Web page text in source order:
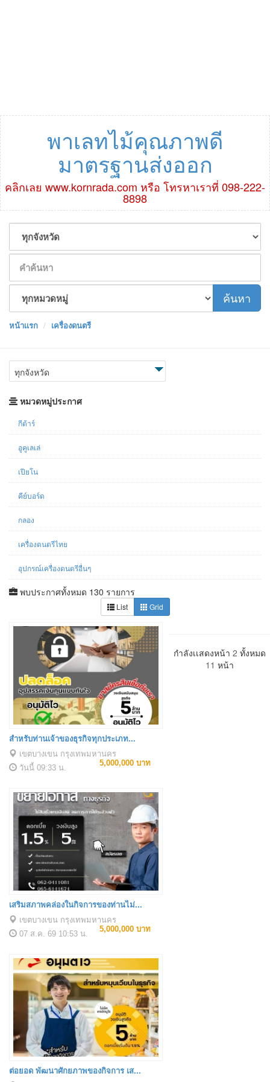
พาเลทไม้คุณภาพดี
มาตรฐานส่งออก
คลิกเลย www.kornrada.com หรือ โทรหาเราที่ 098-222-
8898
ค้นหา
หน้าเเรก เครื่องดนตรี
ทุกจังหวัด
หมวดหมู่ประกาศ
กีต้าร์
อูคูเลเล่
เปียโน
คีย์บอร์ด
กลอง
เครื่องดนตรีไทย
อุปกรณ์เครื่องดนตรีอื่นๆ
พบประกาศทั้งหมด 130 รายการ
List Grid
สำหรับท่านเจ้าของธุรกิจทุกประเภท...
เขตบางเขน กรุงเทพมหานคร
วันนี้ 09:33 น.
5,000,000 บาท
เสริมสภาพคล่องในกิจการของท่านไม่...
เขตบางเขน กรุงเทพมหานคร
07 ส.ค. 69 10:53 น.
5,000,000 บาท
ต่อยอด พัฒนาศักยภาพของกิจการ เส...
กำลังเเสดงหน้า 2 ทั้งหมด
11 หน้า